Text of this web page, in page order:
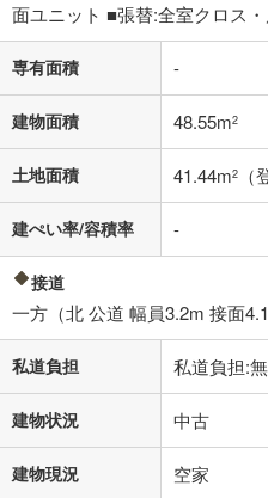
面ユニット ■張替:全室クロス
専有面積 -
建物面積 48.55m2
土地面積 41.44m2 （
建ぺい率/容積率 -
接道
一方（北 公道 幅員3.2m 接面
私道負担 私道負担:無
建物状況 中古
建物現況 空家